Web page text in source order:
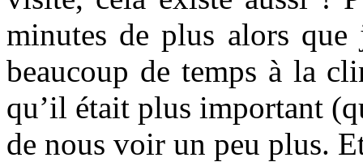
minutes de plus alors que
beaucoup de temps à la
qu’il était plus important
de nous voir un peu plus.